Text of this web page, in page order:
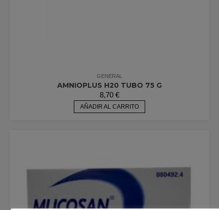
GENERAL
AMNIOPLUS H20 TUBO 75 G
8,70 €
AÑADIR AL CARRITO